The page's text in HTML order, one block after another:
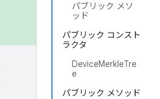
パブリック メソ
ッド
パブリック コンスト
ラクタ
DeviceMerkleTre
e
パブリック メソッド